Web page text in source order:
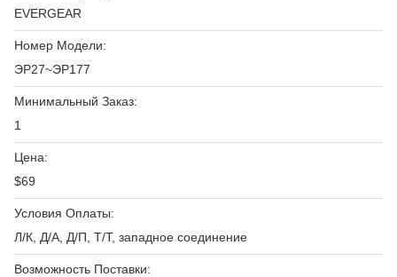
EVERGEAR
Номер Модели:
ЭР27~ЭР177
Минимальный Заказ:
1
Цена:
$69
Условия Оплаты:
Л/К, Д/А, Д/П, Т/Т, западное соединение
Возможность Поставки: